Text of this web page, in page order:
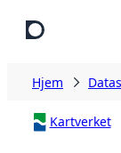
Hjem
Kartverket